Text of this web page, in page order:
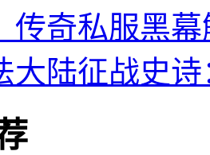
传奇私服黑
大陆征战史